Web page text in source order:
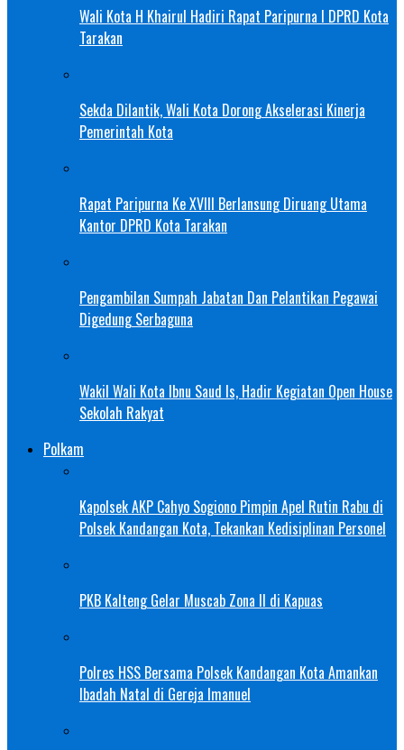
Wali Kota H Khairul Hadiri Rapat Paripurna I DPRD Kota
Tarakan
Sekda Dilantik, Wali Kota Dorong Akselerasi Kinerja
Pemerintah Kota
Rapat Paripurna Ke XVIII Berlansung Diruang Utama
Kantor DPRD Kota Tarakan
Pengambilan Sumpah Jabatan Dan Pelantikan Pegawai
Digedung Serbaguna
Wakil Wali Kota Ibnu Saud Is, Hadir Kegiatan Open House
Sekolah Rakyat
Polkam
Kapolsek AKP Cahyo Sogiono Pimpin Apel Rutin Rabu di
Polsek Kandangan Kota, Tekankan Kedisiplinan Personel
PKB Kalteng Gelar Muscab Zona II di Kapuas
Polres HSS Bersama Polsek Kandangan Kota Amankan
Ibadah Natal di Gereja Imanuel